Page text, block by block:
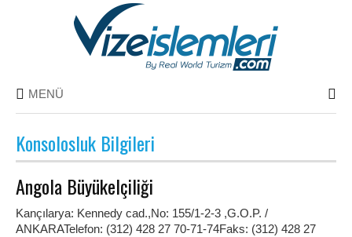
MENÜ
Konsolosluk Bilgileri
Angola Büyükelçiliği
Kançılarya: Kennedy cad.,No: 155/1-2-3 ,G.O.P. /
ANKARATelefon: (312) 428 27 70-71-74Faks: (312) 428 27